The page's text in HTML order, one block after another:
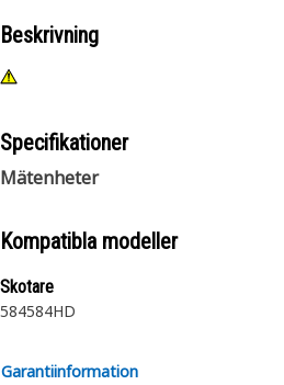
Beskrivning
Specifikationer
Mätenheter
Kompatibla modeller
Skotare
584584HD
Garantiinformation